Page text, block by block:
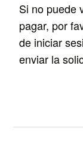
Si no puede
pagar, por
de iniciar
enviar la